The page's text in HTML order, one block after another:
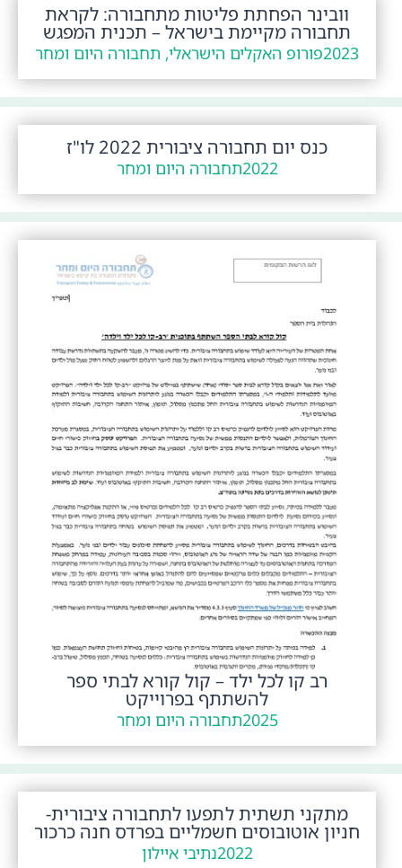
וובינר הפחתת פליטות מתחבורה: לקראת
תחבורה מקיימת בישראל – תכנית המפגש
2023פורופ האקלים הישראלי, תחבורה היום ומחר
כנס יום תחבורה ציבורית 2022 לו"ז
2022תחבורה היום ומחר
רב קו לכל ילד – קול קורא לבתי ספר
להשתתף בפרוייקט
2025תחבורה היום ומחר
מתקני תשתית לתפעו לתחבורה ציבורית-
חניון אוטובוסים חשמליים בפרדס חנה כרכור
2022נתיבי איילון